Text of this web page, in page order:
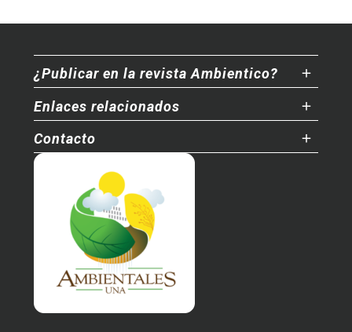
¿Publicar en la revista Ambientico?
Enlaces relacionados
Contacto